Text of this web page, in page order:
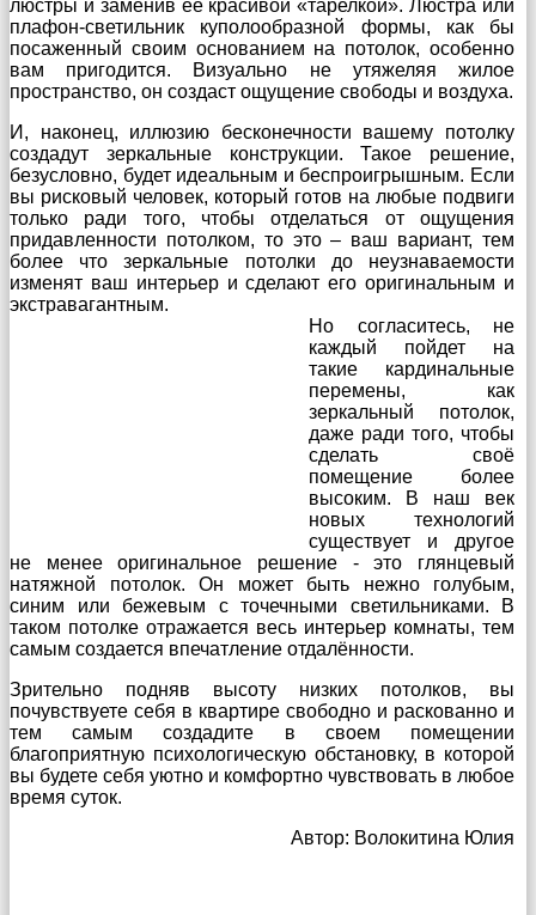
люстры и заменив её красивой «тарелкой». Люстра или
плафон-светильник куполообразной формы, как бы
посаженный своим основанием на потолок, особенно
вам пригодится. Визуально не утяжеляя жилое
пространство, он создаст ощущение свободы и воздуха.
И, наконец, иллюзию бесконечности вашему потолку
создадут зеркальные конструкции. Такое решение,
безусловно, будет идеальным и беспроигрышным. Если
вы рисковый человек, который готов на любые подвиги
только ради того, чтобы отделаться от ощущения
придавленности потолком, то это – ваш вариант, тем
более что зеркальные потолки до неузнаваемости
изменят ваш интерьер и сделают его оригинальным и
экстравагантным.
Но согласитесь, не
каждый пойдет на
такие кардинальные
перемены, как
зеркальный потолок,
даже ради того, чтобы
сделать своё
помещение более
высоким. В наш век
новых технологий
существует и другое
не менее оригинальное решение - это глянцевый
натяжной потолок. Он может быть нежно голубым,
синим или бежевым с точечными светильниками. В
таком потолке отражается весь интерьер комнаты, тем
самым создается впечатление отдалённости.
Зрительно подняв высоту низких потолков, вы
почувствуете себя в квартире свободно и раскованно и
тем самым создадите в своем помещении
благоприятную психологическую обстановку, в которой
вы будете себя уютно и комфортно чувствовать в любое
время суток.
Автор: Волокитина Юлия